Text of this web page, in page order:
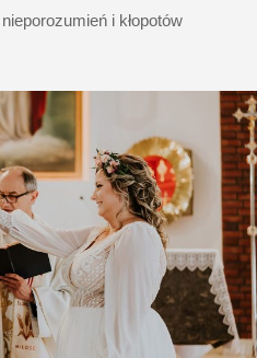
i kłopotów